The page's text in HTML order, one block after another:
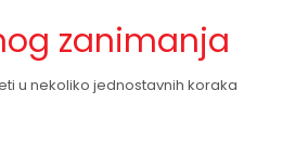
zanimanja
u nekoliko jednostavnih koraka